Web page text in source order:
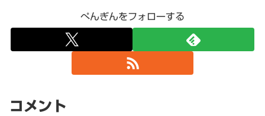
ぺんぎんをフォローする
コメント